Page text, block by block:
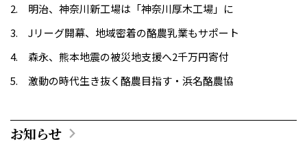
明治、神奈川新工場は「神奈川厚木工場」に
Jリーグ開幕、地域密着の酪農乳業もサポート
森永、熊本地震の被災地支援へ2千万円寄付
激動の時代生き抜く酪農目指す・浜名酪農協
お知らせ